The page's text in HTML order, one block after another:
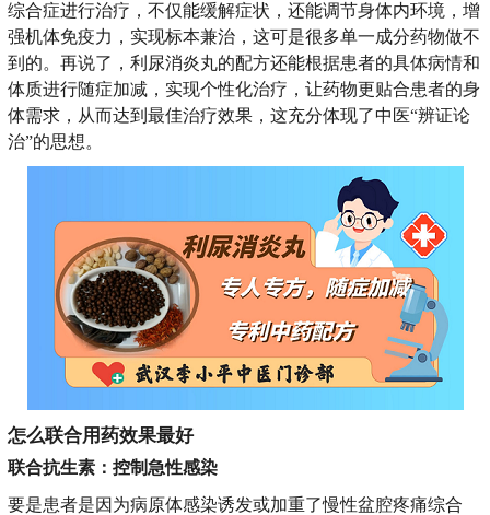
综合症进行治疗，不仅能缓解症状，还能调节身体内环境，增
强机体免疫力，实现标本兼治，这可是很多单一成分药物做不
到的。再说了，利尿消炎丸的配方还能根据患者的具体病情和
体质进行随症加减，实现个性化治疗，让药物更贴合患者的身
体需求，从而达到最佳治疗效果，这充分体现了中医“辨证论
治”的思想。
怎么联合用药效果最好
联合抗生素：控制急性感染
要是患者是因为病原体感染诱发或加重了慢性盆腔疼痛综合